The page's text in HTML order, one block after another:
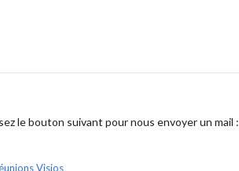
le bouton suivant pour nous envoyer un mail :
Visios